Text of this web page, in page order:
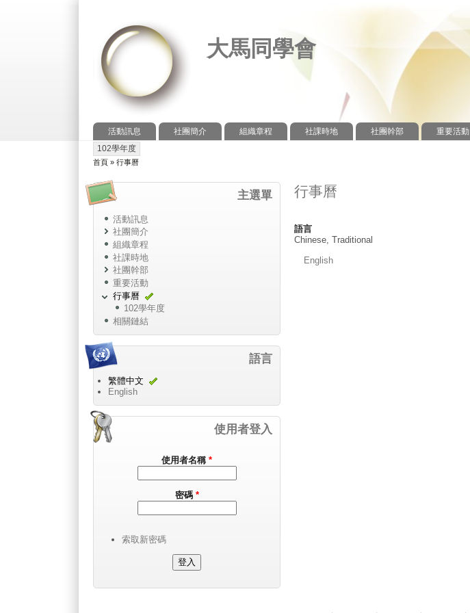
大馬同學會
主選單
活動訊息 社團簡介 組織章程 社課時地 社團幹部 重要活動
次選單
102學年度
您在這裡
首頁 »行事曆
行事曆
語言
Chinese, Traditional
English
主選單
活動訊息
社團簡介
組織章程
社課時地
社團幹部
重要活動
行事曆
102學年度
相關鏈結
語言
繁體中文
English
使用者登入
使用者名稱*
密碼 *
索取新密碼